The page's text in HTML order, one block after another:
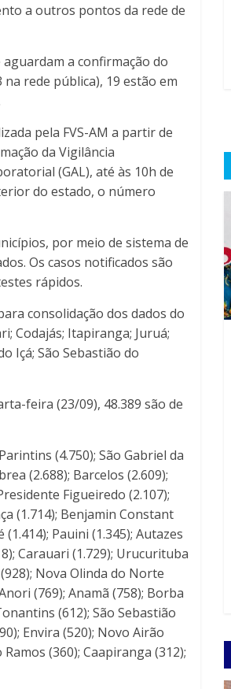
a outros pontos da rede de
a confirmação do
rede pública), 19 estão em
pela FVS-AM a partir de
da Vigilância
(GAL), até às 10h de
do estado, o número
por meio de sistema de
Os casos notificados são
rápidos.
consolidação dos dados do
Codajás; Itapiranga; Juruá;
Içá; São Sebastião do
feira (23/09), 48.389 são de
(4.750); São Gabriel da
(2.688); Barcelos (2.609);
Figueiredo (2.107);
(1.714); Benjamin Constant
Pauini (1.345); Autazes
Carauari (1.729); Urucurituba
Nova Olinda do Norte
(769); Anamã (758); Borba
(612); São Sebastião
Envira (520); Novo Airão
(360); Caapiranga (312);